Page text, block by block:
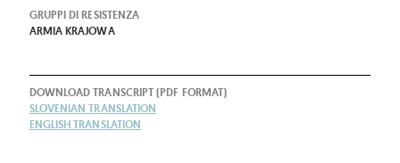
GRUPPI DI RESISTENZA
ARMIA KRAJOWA
DOWNLOAD TRANSCRIPT (PDF FORMAT)
SLOVENIAN TRANSLATION
ENGLISH TRANSLATION